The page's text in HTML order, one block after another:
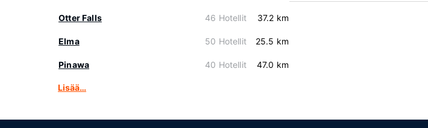
Otter Falls 46 Hotellit 37.2 km
Elma 50 Hotellit 25.5 km
Pinawa 40 Hotellit 47.0 km
Lisää…